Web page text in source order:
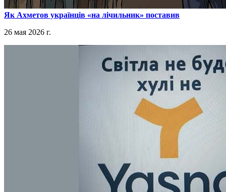
​Як Ахметов українців «на лічильник» поставив
26 мая 2026 г.